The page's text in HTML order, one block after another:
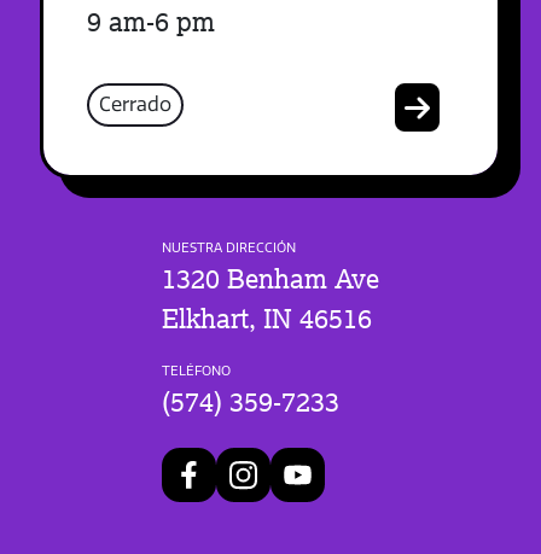
9 am-6 pm
Cerrado
NUESTRA DIRECCIÓN
1320 Benham Ave
Elkhart, IN 46516
TELÉFONO
(574) 359-7233